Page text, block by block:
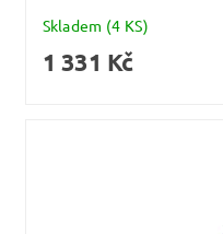
Skladem (4 KS)
1 331 Kč